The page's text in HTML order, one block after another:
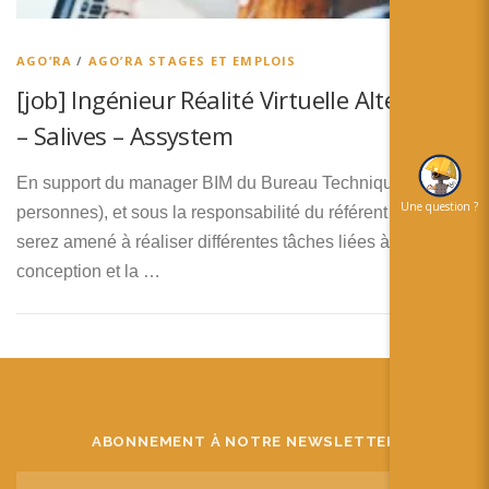
Español
AGO’RA / AGO’RA STAGES ET EMPLOIS
[job] Ingénieur Réalité Virtuelle Alternance
– Salives – Assystem
En support du manager BIM du Bureau Technique (8
personnes), et sous la responsabilité du référent VR, vous
serez amené à réaliser différentes tâches liées à la
conception et la …
ABONNEMENT À NOTRE NEWSLETTER
Une question ?